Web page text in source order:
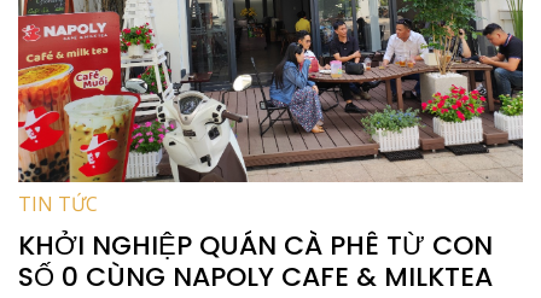
TIN TỨC
KHỞI NGHIỆP QUÁN CÀ PHÊ TỪ CON
SỐ 0 CÙNG NAPOLY CAFE & MILKTEA